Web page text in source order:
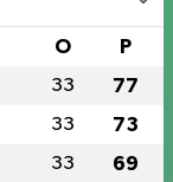
O P
33 77
33 73
33 69